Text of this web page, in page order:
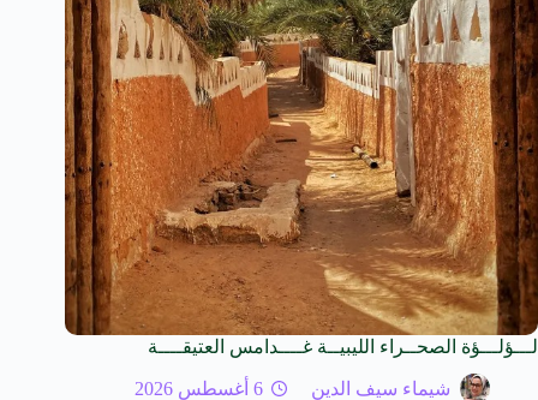
لـــؤلـــؤة الصحــراء الليبيــة غــــدامس العتيقــــة
شيماء سيف الدين
6 أغسطس 2026